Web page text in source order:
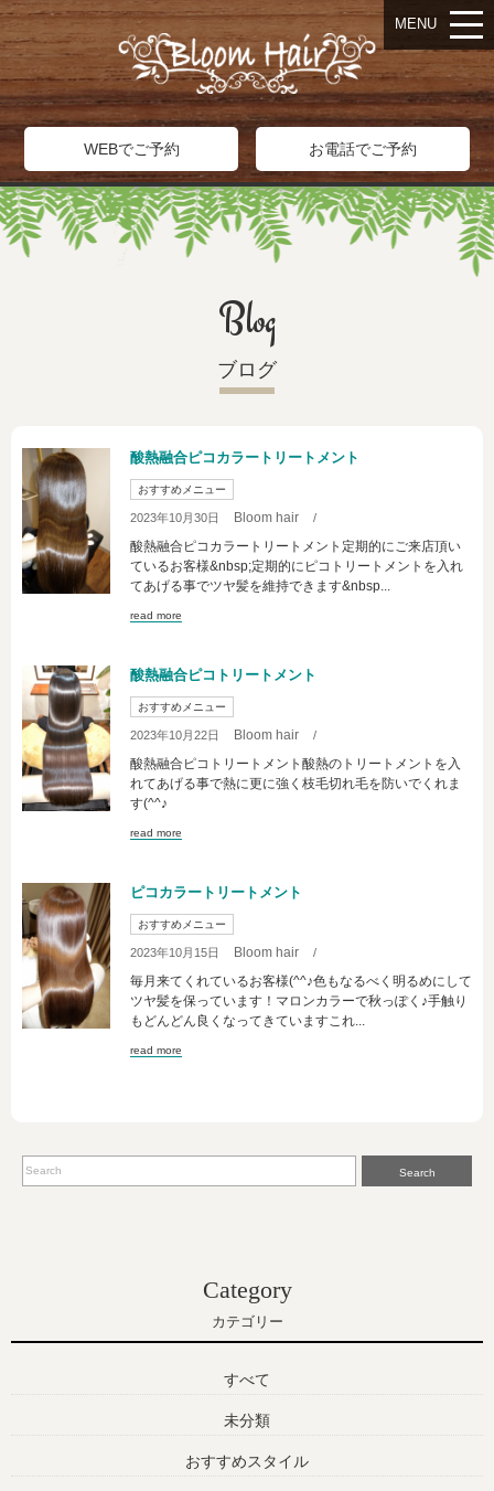
WEBでご予約 お電話でご予約
MENU
Blog
ブログ
酸熱融合ピコカラートリートメント
おすすめメニュー
2023年10月30日 Bloom hair /
酸熱融合ピコカラートリートメント定期的にご来店頂い
ているお客様&nbsp;定期的にピコトリートメントを入れ
てあげる事でツヤ髪を維持できます&nbsp...
read more
酸熱融合ピコトリートメント
おすすめメニュー
2023年10月22日 Bloom hair /
酸熱融合ピコトリートメント酸熱のトリートメントを入
れてあげる事で熱に更に強く枝毛切れ毛を防いでくれま
す(^^♪
read more
ピコカラートリートメント
おすすめメニュー
2023年10月15日 Bloom hair /
毎月来てくれているお客様(^^♪色もなるべく明るめにして
ツヤ髪を保っています！マロンカラーで秋っぽく♪手触り
もどんどん良くなってきていますこれ...
read more
Search
Category
カテゴリー
すべて
未分類
おすすめスタイル